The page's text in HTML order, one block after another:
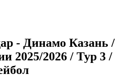
- Динамо Казань /
2025/2026 / Тур 3 /